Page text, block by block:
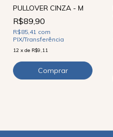
PULLOVER CINZA - M
R$89,90
R$85,41 com
PIX/Transferência
12 x de R$9,11